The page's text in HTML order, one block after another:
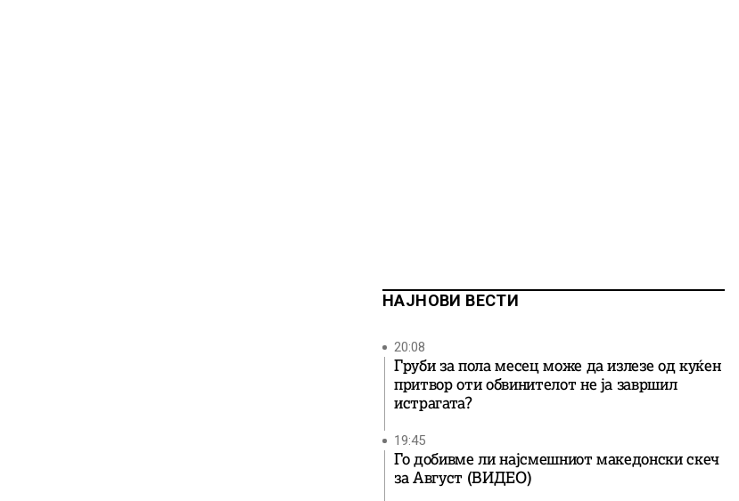
НАЈНОВИ ВЕСТИ
20:08
Груби за пола месец може да излезе од куќен
притвор оти обвинителот не ја завршил
истрагата?
19:45
Го добивме ли најсмешниот македонски скеч
за Август (ВИДЕО)